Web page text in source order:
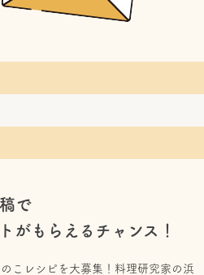
で
がもらえるチャンス！
こレシピを大募集！料理研究家の浜